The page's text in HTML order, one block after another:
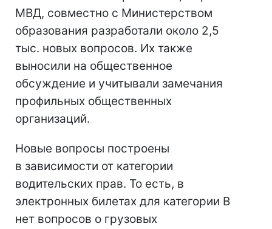
МВД, совместно с Министерством
образования разработали около 2,5
тыс. новых вопросов. Их также
выносили на общественное
обсуждение и учитывали замечания
профильных общественных
организаций.
Новые вопросы построены
в зависимости от категории
водительских прав. То есть, в
электронных билетах для категории B
нет вопросов о грузовых